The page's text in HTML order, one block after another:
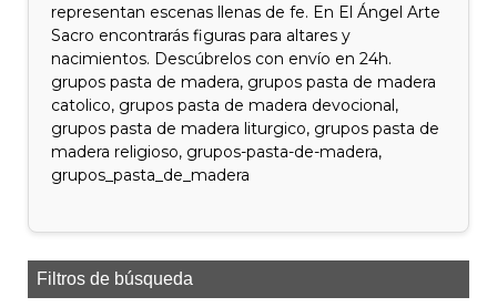
representan escenas llenas de fe. En El Ángel Arte
Sacro encontrarás figuras para altares y
nacimientos. Descúbrelos con envío en 24h.
grupos pasta de madera, grupos pasta de madera
catolico, grupos pasta de madera devocional,
grupos pasta de madera liturgico, grupos pasta de
madera religioso, grupos-pasta-de-madera,
grupos_pasta_de_madera
Filtros de búsqueda